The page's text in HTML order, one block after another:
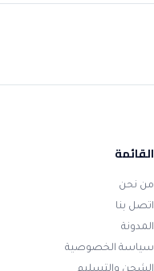
القائمة
من نحن
اتصل بنا
المدونة
سياسة الخصوصية